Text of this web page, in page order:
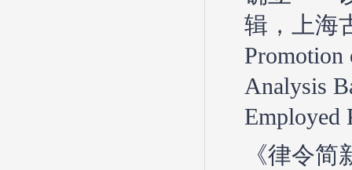
辑，上海
Promotion
Analysis
Employed
《律令